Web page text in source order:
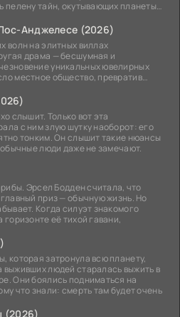
пелену тайн, окутывающих планеты
Анджелесе (2026)
волн на элитных виллах
драма — бесшумная и
уникальных ювелирных
местное общество, превратив
слышит. Только вот эта
с ним злую шутку наоборот: его
тонким. Он слышит такие нюансы
обычные люди даже не замечают.
Эрсел Бодден считала, что
приз — обычную жизнь. Но
Когда силуэт знакомого
горизонте её тихой гавани,
которая затронула всю планету,
выживших людей старалась выжить в
Они боялись подниматься на
что знали: смерть там будет очень
(2026)